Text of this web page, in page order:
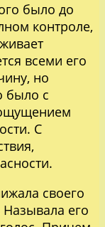
было до
контроле,
всеми его
но
было с
С
своего
его